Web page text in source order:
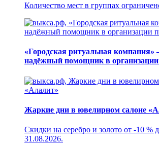
Количество мест в группах
«Городская ритуальная
надёжный помощник в организации
Жаркие дни в ювелирном салоне
Скидки на серебро и золото от -10 %
31.08.2026.